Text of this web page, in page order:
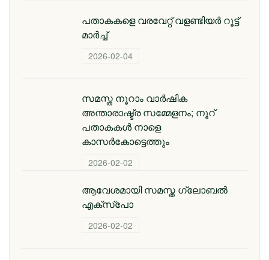
പതാകകളെ വരവേറ്റ് വളണ്ടിയർ റൂട്ട്
മാർച്ച്
2026-02-04
സമസ്ത നൂറാം വാര്‍ഷിക
അന്താരാഷ്ട്ര സമ്മേളനം; നൂറ്
പതാകകള്‍ നാളെ
കാസര്‍കോട്ടെത്തും
2026-02-02
ആവേശമായി സമസ്ത ഗ്ലോബല്‍
എക്‌സ്‌പോ
2026-02-02